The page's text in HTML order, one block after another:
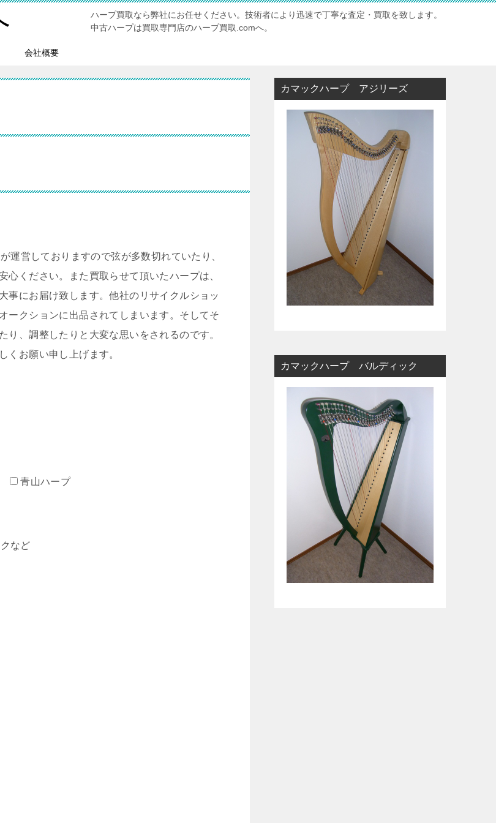
ハープ買取なら弊社にお任せください。技術者により迅速で丁寧な査定・買取を致します。
中古ハープは買取専門店のハープ買取.comへ。
会社概要
営しておりますので弦が多数切れていたり、
ください。また買取らせて頂いたハープは、
事にお届け致します。他社のリサイクルショッ
ークションに出品されてしまいます。そしてそ
、調整したりと大変な思いをされるのです。
くお願い申し上げます。
青山ハープ
など
カマックハープ アジリーズ
カマックハープ バルディック